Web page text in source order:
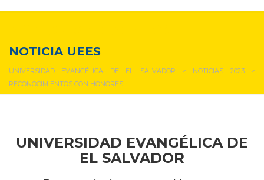
NOTICIA UEES
UNIVERSIDAD EVANGÉLICA DE EL SALVADOR > NOTICIAS 2023>
RECONOCIMIENTOS CON HONORES
UNIVERSIDAD EVANGÉLICA DE
EL SALVADOR